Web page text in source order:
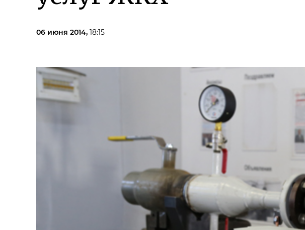
06 июня 2014, 18:15